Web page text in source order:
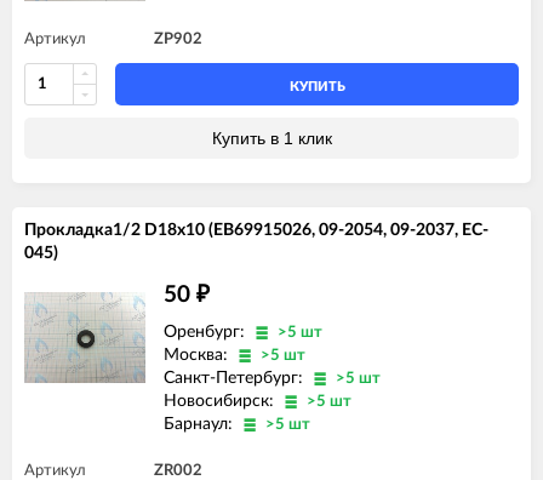
Артикул ZP902
КУПИТЬ
Купить в 1 клик
Прокладка1/2 D18x10 (EB69915026, 09-2054, 09-2037, EC-
045)
50 ₽
Оренбург: >5 шт
Москва: >5 шт
Санкт-Петербург: >5 шт
Новосибирск: >5 шт
Барнаул: >5 шт
Артикул ZR002